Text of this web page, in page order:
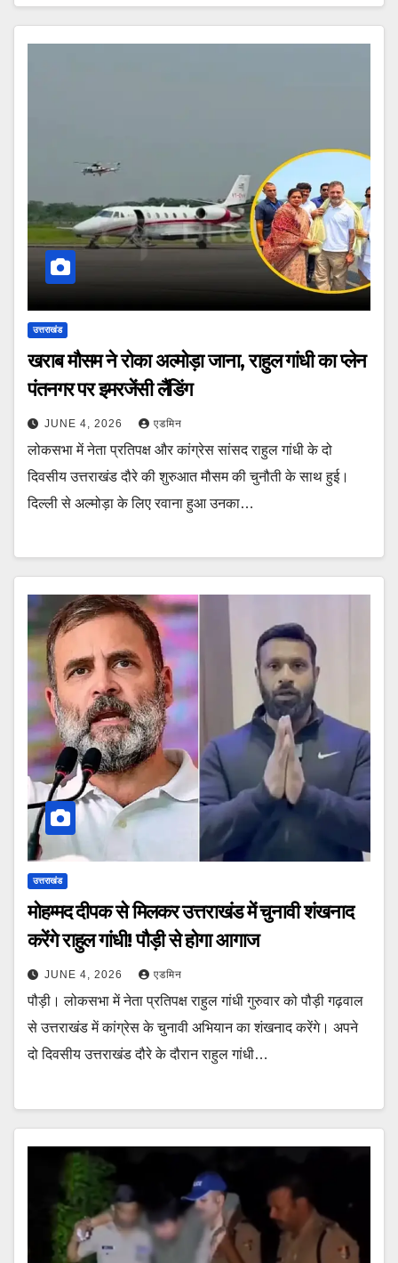
उत्तराखंड
खराब मौसम ने रोका अल्मोड़ा जाना, राहुल गांधी का प्लेन
पंतनगर पर इमरजेंसी लैंडिंग
JUNE 4, 2026 एडमिन
लोकसभा में नेता प्रतिपक्ष और कांग्रेस सांसद राहुल गांधी के दो
दिवसीय उत्तराखंड दौरे की शुरुआत मौसम की चुनौती के साथ हुई।
दिल्ली से अल्मोड़ा के लिए रवाना हुआ उनका…
उत्तराखंड
मोहम्मद दीपक से मिलकर उत्तराखंड में चुनावी शंखनाद
करेंगे राहुल गांधी! पौड़ी से होगा आगाज
JUNE 4, 2026 एडमिन
पौड़ी। लोकसभा में नेता प्रतिपक्ष राहुल गांधी गुरुवार को पौड़ी गढ़वाल
से उत्तराखंड में कांग्रेस के चुनावी अभियान का शंखनाद करेंगे। अपने
दो दिवसीय उत्तराखंड दौरे के दौरान राहुल गांधी…